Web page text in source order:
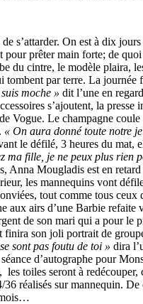
s’attarder. On est à dix
pour prêter main forte; de
du cintre, le modèle plaira,
tombent par terre. La journée
moche » dit l’une en
s’ajoutent, la
Vogue. Le champagne coule
« On aura donné toute notre
le défilé, 3 heures du mat,
ma fille, je ne peux plus rien
Anna Mougladis est en retard
les mannequins vont
tout comme tous
aux airs d’une Barbie refaite
de son mari qui a pour le
son joli portrait de
sont pas foutu de toi » dira
d’autographe pour
toiles seront à redécouper,
réalisés sur mannequin.